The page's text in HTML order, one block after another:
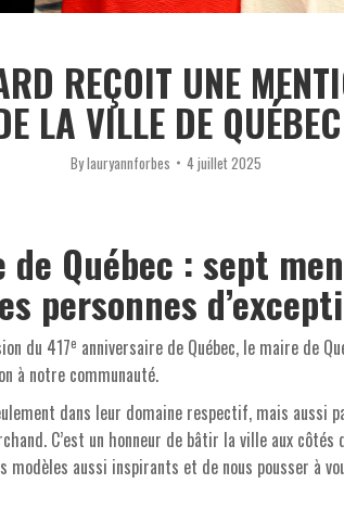
REÇOIT UNE
LA VILLE DE QUÉBEC
Bylauryannforbes 4 juillet 2025
Québec : sept
personnes
du 417e anniversaire de Québec, le maire de
à notre communauté.
dans leur domaine respectif, mais aussi
C’est un honneur de bâtir la ville aux
modèles aussi inspirants et de nous pousser à